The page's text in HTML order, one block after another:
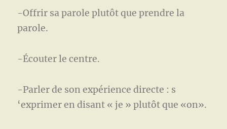
-Offrir sa parole plutôt que prendre la
parole.
-Écouter le centre.
-Parler de son expérience directe : s
‘exprimer en disant « je » plutôt que «on».